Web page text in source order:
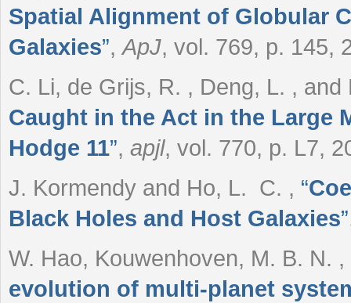
Spatial Alignment of Globular
Galaxies”,ApJ, vol. 769, p. 145,
C. Li, de Grijs, R. , Deng, L. ,
Caught in the Act in the Large
Hodge 11”, apjl, vol. 770, p. L7,
J. Kormendy and Ho, L. C. , “
Black Holes and Host Galaxies”
W. Hao, Kouwenhoven, M. B. N.
evolution of multi-planet